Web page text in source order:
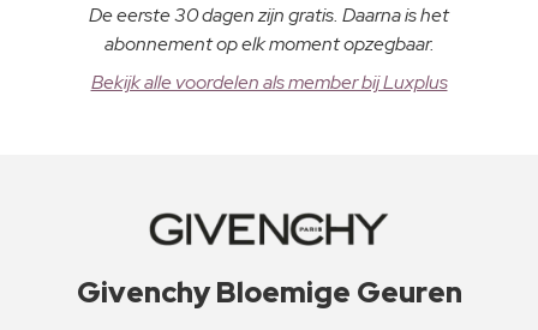
De eerste 30 dagen zijn gratis. Daarna is het
abonnement op elk moment opzegbaar.
Bekijk alle voordelen als member bij Luxplus
Givenchy Bloemige Geuren